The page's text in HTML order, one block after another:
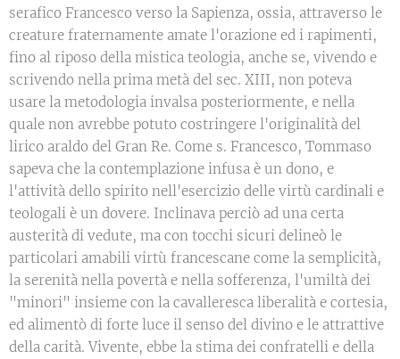
serafico Francesco verso la Sapienza, ossia, attraverso le
creature fraternamente amate l'orazione ed i rapimenti,
fino al riposo della mistica teologia, anche se, vivendo e
scrivendo nella prima metà del sec. XIII, non poteva
usare la metodologia invalsa posteriormente, e nella
quale non avrebbe potuto costringere l'originalità del
lirico araldo del Gran Re. Come s. Francesco, Tommaso
sapeva che la contemplazione infusa è un dono, e
l'attività dello spirito nell'esercizio delle virtù cardinali e
teologali è un dovere. Inclinava perciò ad una certa
austerità di vedute, ma con tocchi sicuri delineò le
particolari amabili virtù francescane come la semplicità,
la serenità nella povertà e nella sofferenza, l'umiltà dei
"minori" insieme con la cavalleresca liberalità e cortesia,
ed alimentò di forte luce il senso del divino e le attrattive
della carità. Vivente, ebbe la stima dei confratelli e della